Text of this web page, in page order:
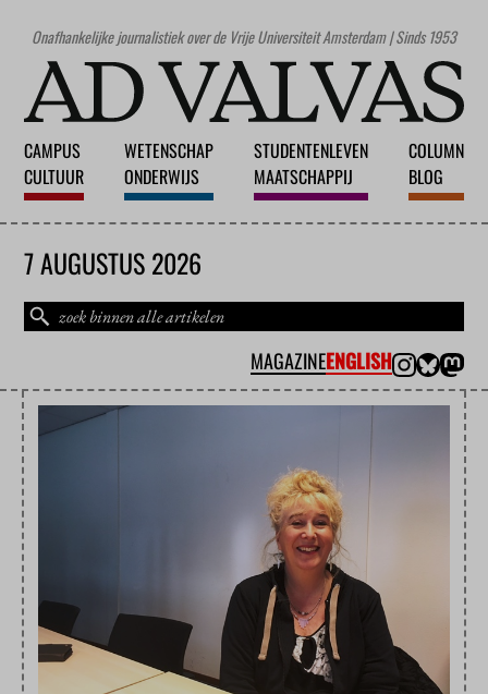
Onafhankelijke journalistiek over de Vrije Universiteit Amsterdam | Sinds 1953
CAMPUS
CULTUUR
WETENSCHAP
ONDERWIJS
STUDENTENLEVEN
MAATSCHAPPIJ
COLUMN
BLOG
7 AUGUSTUS 2026
MAGAZINEENGLISH